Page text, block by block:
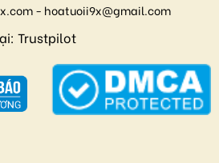
- hoatuoii9x@gmail.com
Trustpilot